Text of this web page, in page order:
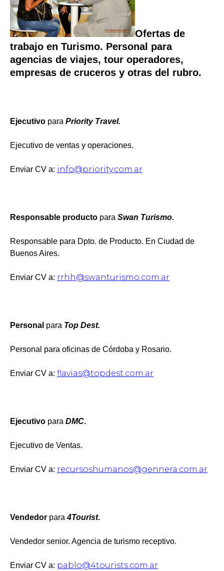
Ofertas de
trabajo en Turismo. Personal para
agencias de viajes, tour operadores,
empresas de cruceros y otras del rubro.
Ejecutivo para Priority Travel.
Ejecutivo de ventas y operaciones.
Enviar CV a: info@priority.com.ar
Responsable producto para Swan Turismo.
Responsable para Dpto. de Producto. En Ciudad de
Buenos Aires.
Enviar CV a: rrhh@swanturismo.com.ar
Personal para Top Dest.
Personal para oficinas de Córdoba y Rosario.
Enviar CV a: flavias@topdest.com.ar
Ejecutivo para DMC.
Ejecutivo de Ventas.
Enviar CV a: recursoshumanos@gennera.com.ar
Vendedor para4Tourist.
Vendedor senior. Agencia de turismo receptivo.
Enviar CV a: pablo@4tourists.com.ar